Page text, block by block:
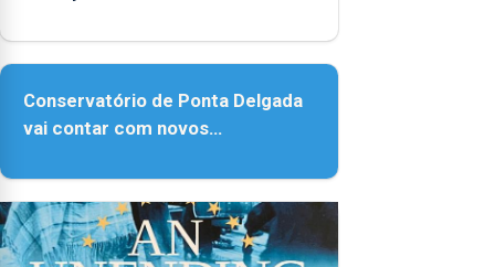
Conservatório de Ponta Delgada
vai contar com novos